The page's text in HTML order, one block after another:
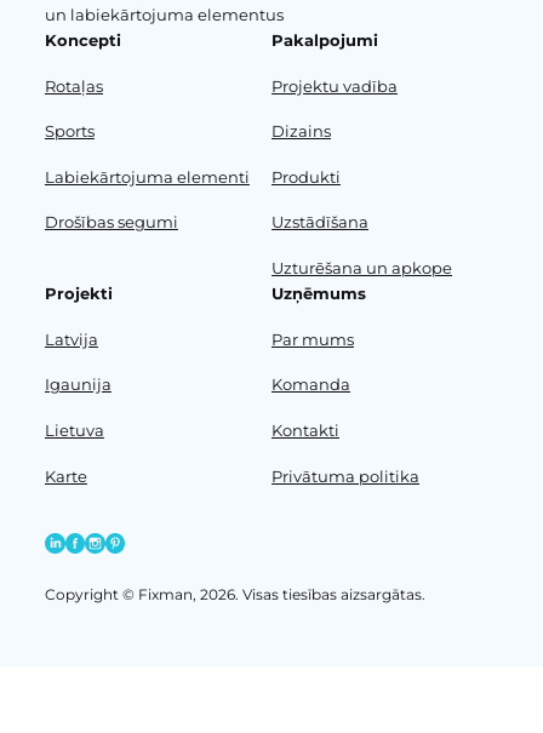
un labiekārtojuma elementus
Koncepti
Rotaļas
Sports
Labiekārtojuma elementi
Drošības segumi
Pakalpojumi
Projektu vadība
Dizains
Produkti
Uzstādīšana
Uzturēšana un apkope
Projekti
Latvija
Igaunija
Lietuva
Karte
Uzņēmums
Par mums
Komanda
Kontakti
Privātuma politika
Copyright © Fixman, 2026. Visas tiesības aizsargātas.